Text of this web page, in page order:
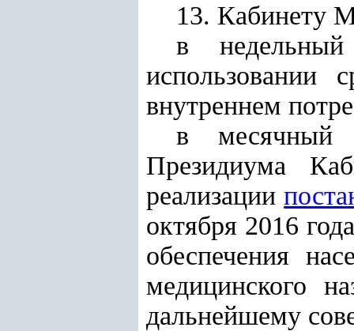
13. Кабинету
в
использовании
внутреннем
в месячный
Президиума
реализации
октября 2016
обеспечения
медицинского
дальнейшему